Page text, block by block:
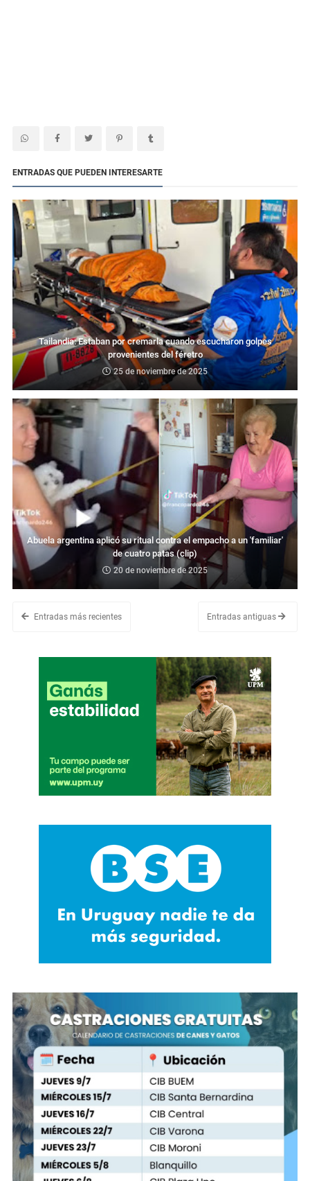
ENTRADAS QUE PUEDEN INTERESARTE
Tailandia: Estaban por cremarla cuando escucharon golpes
provenientes del féretro
25 de noviembre de 2025
Abuela argentina aplicó su ritual contra el empacho a un 'familiar'
de cuatro patas (clip)
20 de noviembre de 2025
Entradas más recientes Entradas antiguas